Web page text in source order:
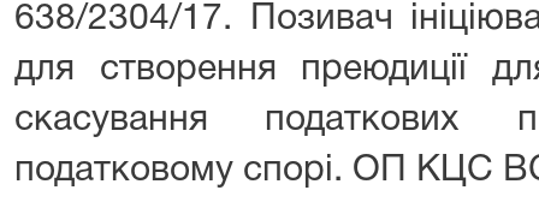
638/2304/17. Позивач
для створення преюдиції
скасування податкових
податковому спорі. ОП КЦС